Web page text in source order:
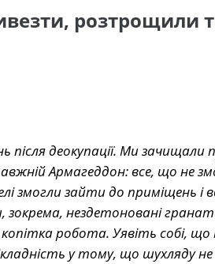
розтрощили
після деокупації. Ми
Армагеддон: все, що
змогли зайти до приміщень
зокрема, нездетоновані
робота. Уявіть собі,
Складність у тому, що